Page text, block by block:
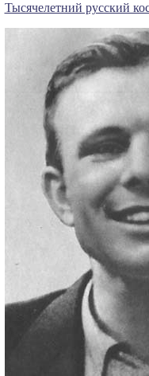
Тысячелетний русский